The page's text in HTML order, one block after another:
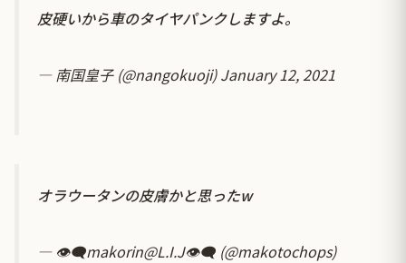
皮硬いから車のタイヤパンクしますよ。
— 南国皇子 (@nangokuoji)January 12, 2021
オラウータンの皮膚かと思ったw
— 👁‍🗨makorin@L.I.J👁‍🗨 (@makotochops)